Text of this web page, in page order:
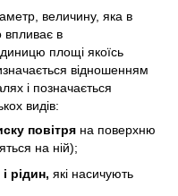
величину, яка в
впливає в
площі якоїсь
відношенням
і позначається
видів:
повітря на поверхню
на ній);
рідин, які насичують